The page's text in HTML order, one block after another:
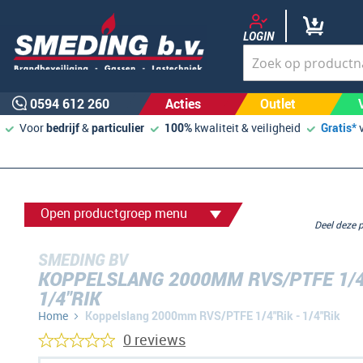
LOGIN
0594 612 260 Acties Outlet
Voorbedrijf&particulier 100% kwaliteit & veiligheid Gratis*
Open productgroep menu
SMEDING BV
KOPPELSLANG 2000MM RVS/PTFE 1/
1/4"RIK
Home Koppelslang 2000mm RVS/PTFE 1/4"Rik - 1/4"Rik
Deel
0 reviews